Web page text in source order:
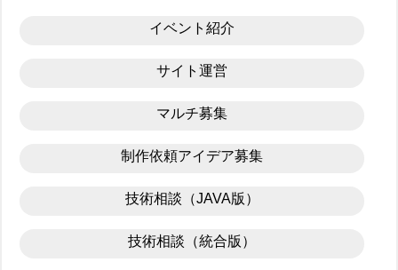
イベント紹介
サイト運営
マルチ募集
制作依頼アイデア募集
技術相談（JAVA版）
技術相談（統合版）